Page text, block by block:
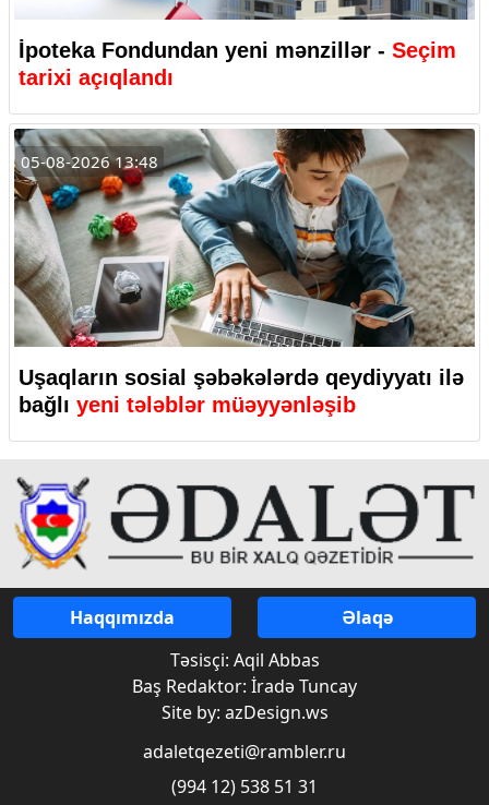
İpoteka Fondundan yeni mənzillər - Seçim
tarixi açıqlandı
05-08-2026 13:48
Uşaqların sosial şəbəkələrdə qeydiyyatı ilə
bağlı yeni tələblər müəyyənləşib
Haqqımızda
Əlaqə
Təsisçi: Aqil Abbas
Baş Redaktor: İradə Tuncay
Site by: azDesign.ws
adaletqezeti@rambler.ru
(994 12) 538 51 31